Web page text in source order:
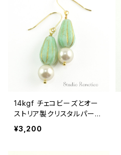
14kgf チェコビーズとオー
ストリア製クリスタルパール
のピアス ターコイズメロン
¥3,200